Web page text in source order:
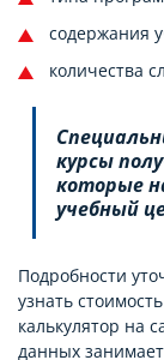
содержания
количества
курсы
которые
учебный
Подробности
узнать
калькулятор на
данных